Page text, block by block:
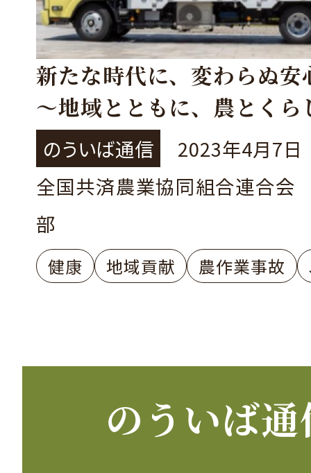
新たな時代に、変わらぬ安
～地域とともに、農とくら
を支えるJA共済～
のういば通信
2023年4月7日
全国共済農業協同組合連合
部
健康 地域貢献 農作業事故
のういば